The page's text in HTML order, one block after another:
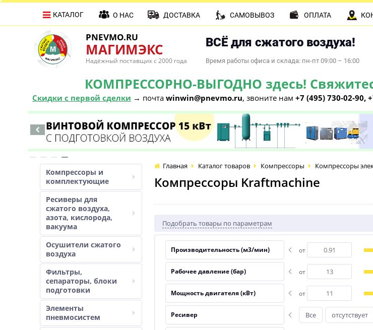
PNEVMO.RU
МАГИМЭКС
Надёжный поставщик с 2000 года
ВСЁ для сжатого воздуха!
Время работы офиса и склада: пн-пт 09:00 – 16:00
КОМПРЕССОРНО-ВЫГОДНО здесь!
Скидки с первой сделки → почта winwin@pnevmo.ru, звоните нам +7 (495) 730-02-90,
КАТАЛОГ О НАС ДОСТАВКА САМОВЫВОЗ ОПЛАТА
Компрессоры и
комплектующие
Ресиверы для
сжатого воздуха,
азота, кислорода,
вакуума
Осушители сжатого
воздуха
Фильтры,
сепараторы, блоки
подготовки
Элементы
пневмосистем
Главная Каталог товаров Компрессоры Компрессоры
Компрессоры Kraftmachine
Подобрать товары по параметрам
Производительность (м3/мин) от
Рабочее давление (бар) от
Мощность двигателя (кВт) от
Ресивер Все отсутствует